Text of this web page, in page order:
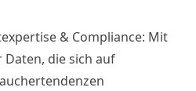
& Compliance: Mit
Daten, die sich auf